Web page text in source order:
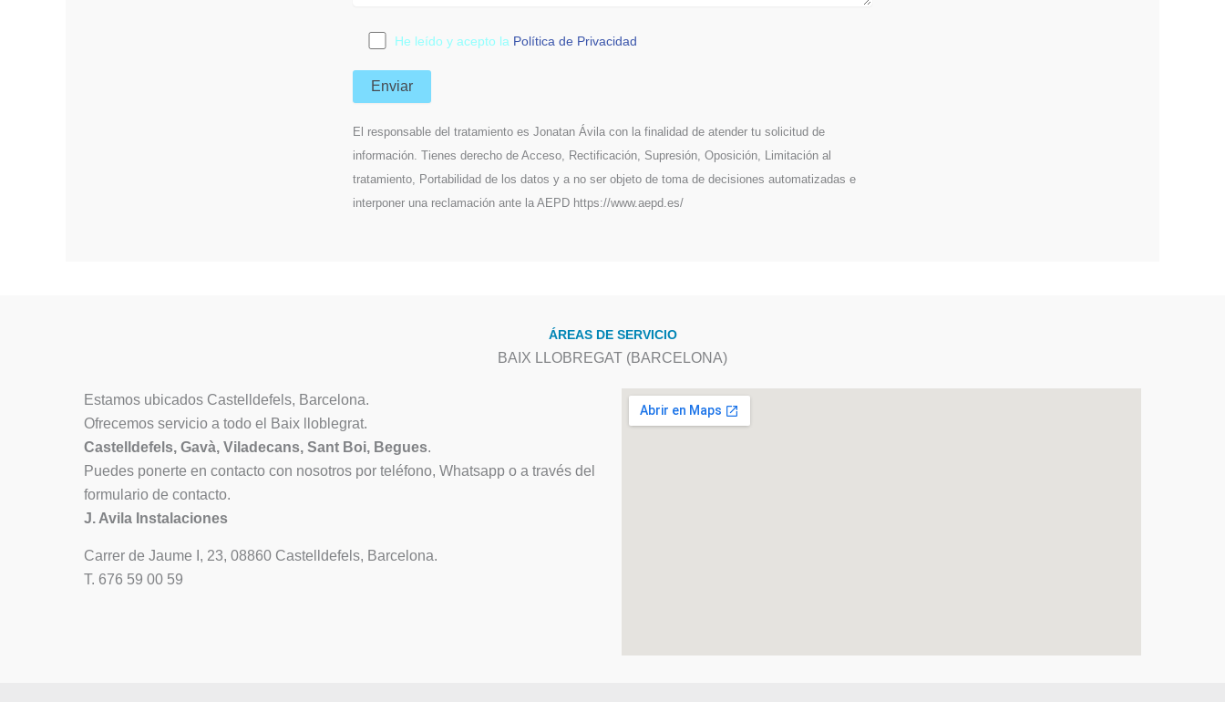
He leído y acepto la Política de Privacidad
El responsable del tratamiento es Jonatan Ávila con la finalidad de atender tu solicitud de
información. Tienes derecho de Acceso, Rectificación, Supresión, Oposición, Limitación al
tratamiento, Portabilidad de los datos y a no ser objeto de toma de decisiones automatizadas e
interponer una reclamación ante la AEPD https://www.aepd.es/
ÁREAS DE SERVICIO
BAIX LLOBREGAT (BARCELONA)
Estamos ubicados Castelldefels, Barcelona.
Ofrecemos servicio a todo el Baix lloblegrat.
Castelldefels, Gavà, Viladecans, Sant Boi, Begues.
Puedes ponerte en contacto con nosotros por teléfono, Whatsapp o a través del
formulario de contacto.
J. Avila Instalaciones
Carrer de Jaume I, 23, 08860 Castelldefels, Barcelona.
T. 676 59 00 59